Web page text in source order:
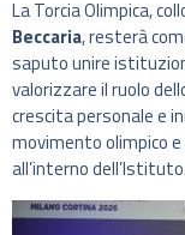
La Torcia Olimpica,
Beccaria, resterà
saputo unire
valorizzare il ruolo
crescita personale e
movimento olimpico
all’interno dell’Istituto.